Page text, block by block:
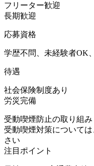
フリーター歓迎
長期歓迎
応募資格
学歴不問、未経験者OK
待遇
社会保険制度あり
労災完備
受動喫煙防止の取り組み
受動喫煙対策について
さい
注目ポイント